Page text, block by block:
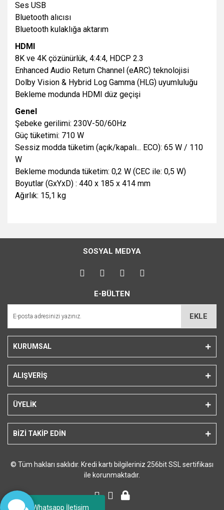
Whatsapp İletişim
Ses USB
Bluetooth alıcısı
Bluetooth kulaklığa aktarım
HDMI
8K ve 4K çözünürlük, 4:4:4, HDCP 2.3
Enhanced Audio Return Channel (eARC) teknolojisi
Dolby Vision & Hybrid Log Gamma (HLG) uyumluluğu
Bekleme modunda HDMI düz geçişi
Genel
Şebeke gerilimi: 230V-50/60Hz
Güç tüketimi: 710 W
Sessiz modda tüketim (açık/kapalı... ECO): 65 W / 110
W
Bekleme modunda tüketim: 0,2 W (CEC ile: 0,5 W)
Boyutlar (GxYxD) : 440 x 185 x 414 mm
Ağırlık: 15,1 kg
konularda yetersiz gördüğünüz noktaları öneri formunu
kullanarak tarafımıza iletebilirsiniz.
Görüş ve önerileriniz için teşekkür ederiz.
Ürün açıklamasında eksik bilgiler bulunuyor.
Bu ürüne benzer farklı alternatifler olmalı.
SOSYAL MEDYA
E-BÜLTEN
EKLE
KURUMSAL
ALIŞVERİŞ
ÜYELİK
BİZİ TAKİP EDİN
© Tüm hakları saklıdır. Kredi kartı bilgileriniz 256bit SSL sertifikası
ile korunmaktadır.